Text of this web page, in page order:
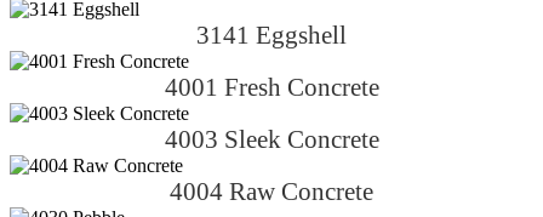
3141 Eggshell
4001 Fresh Concrete
4003 Sleek Concrete
4004 Raw Concrete